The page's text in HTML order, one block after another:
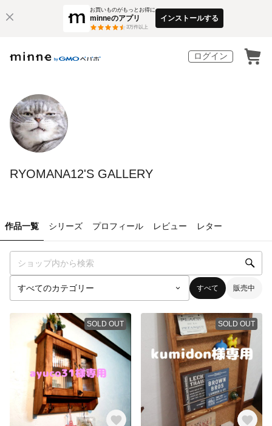
お買いものがもっとお得に
minneのアプリ
3万件以上
インストールする
ログイン
RYOMANA12'S GALLERY
作品一覧 シリーズ プロフィール レビュー レター
すべて 販売中
SOLD OUT SOLD OUT